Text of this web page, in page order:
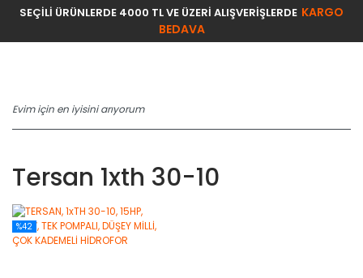
SEÇİLİ ÜRÜNLERDE 4000 TL VE ÜZERİ ALIŞVERİŞLERDE KARGO
BEDAVA
Tersan 1xth 30-10
%42